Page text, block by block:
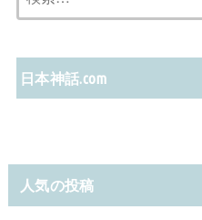
日本神話.com
人気の投稿